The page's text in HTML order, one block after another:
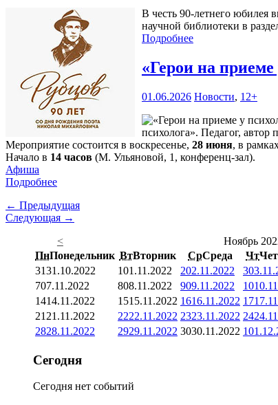
В честь 90-летнего юбилея
научной библиотеки в
Подробнее
«Герои на
01.06.2026 Новости, 12+
психолога». Педагог,
Мероприятие состоится в воскресенье, 28 июня, в
Начало в 14 часов (М. Ульяновой, 1, конференц-зал).
Афиша
Подробнее
← Предыдущая
Следующая →
<
Ноябрь
ПнПонедельник ВтВторник СрСреда Чт
3131.10.2022 101.11.2022 202.11.2022 3
707.11.2022 808.11.2022 909.11.2022 10
1414.11.2022 1515.11.2022 1616.11.2022 17
21 21.11.2022 2222.11.2022 2323.11.2022 24
2828.11.2022 2929.11.2022 3030.11.2022 1
Сегодня
Сегодня нет событий